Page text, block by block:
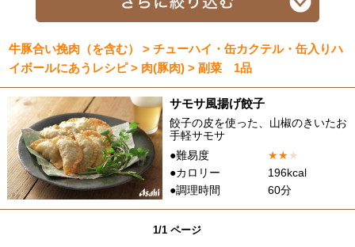
牛豚合い挽肉（を含む） > チューハイ・缶カクテル・缶入りハ
イボールにあうレシピ > 肉(豚肉) > 副菜 1品
サモサ風揚げ餃子
餃子の皮を使った、山椒のきいたお
手軽サモサ
●難易度
★★★
●カロリー
196kcal
●調理時間
60分
1/1 ページ